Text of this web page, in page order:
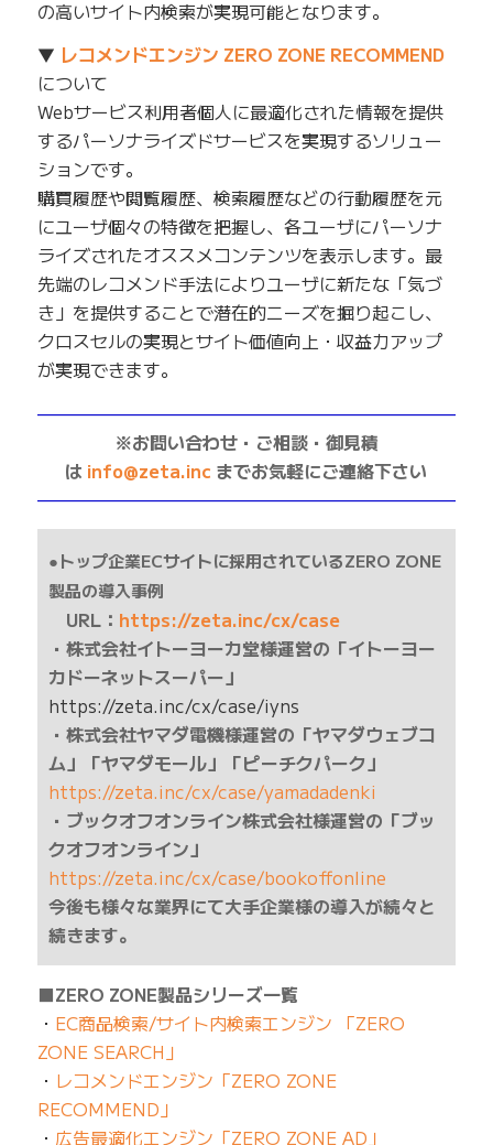
の高いサイト内検索が実現可能となります。
▼ レコメンドエンジン ZERO ZONE RECOMMEND
について
Webサービス利用者個人に最適化された情報を提供
するパーソナライズドサービスを実現するソリュー
ションです。
購買履歴や閲覧履歴、検索履歴などの行動履歴を元
にユーザ個々の特徴を把握し、各ユーザにパーソナ
ライズされたオススメコンテンツを表示します。最
先端のレコメンド手法によりユーザに新たな「気づ
き」を提供することで潜在的ニーズを掘り起こし、
クロスセルの実現とサイト価値向上・収益力アップ
が実現できます。
※お問い合わせ・ご相談・御見積
は info@zeta.inc までお気軽にご連絡下さい
●トップ企業ECサイトに採用されているZERO ZONE
製品の導入事例
URL： https://zeta.inc/cx/case
・株式会社イトーヨーカ堂様運営の「イトーヨー
カドーネットスーパー」
https://zeta.inc/cx/case/iyns
・株式会社ヤマダ電機様運営の「ヤマダウェブコ
ム」「ヤマダモール」「ピーチクパーク」
https://zeta.inc/cx/case/yamadadenki
・ブックオフオンライン株式会社様運営の「ブッ
クオフオンライン」
https://zeta.inc/cx/case/bookoffonline
今後も様々な業界にて大手企業様の導入が続々と
続きます。
■ZERO ZONE製品シリーズ一覧
・ EC商品検索/サイト内検索エンジン 「ZERO
ZONE SEARCH」
・ レコメンドエンジン「ZERO ZONE
RECOMMEND」
・ 広告最適化エンジン「ZERO ZONE AD」